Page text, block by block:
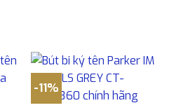
₫.
-11%